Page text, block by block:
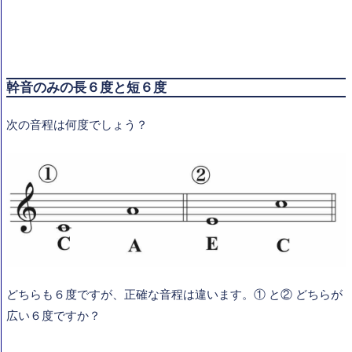
幹音のみの長６度と短６度
次の音程は何度でしょう？
どちらも６度ですが、正確な音程は違います。① と② どちらが
広い６度ですか？